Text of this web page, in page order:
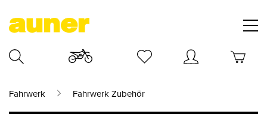
Fahrwerk Fahrwerk Zubehör